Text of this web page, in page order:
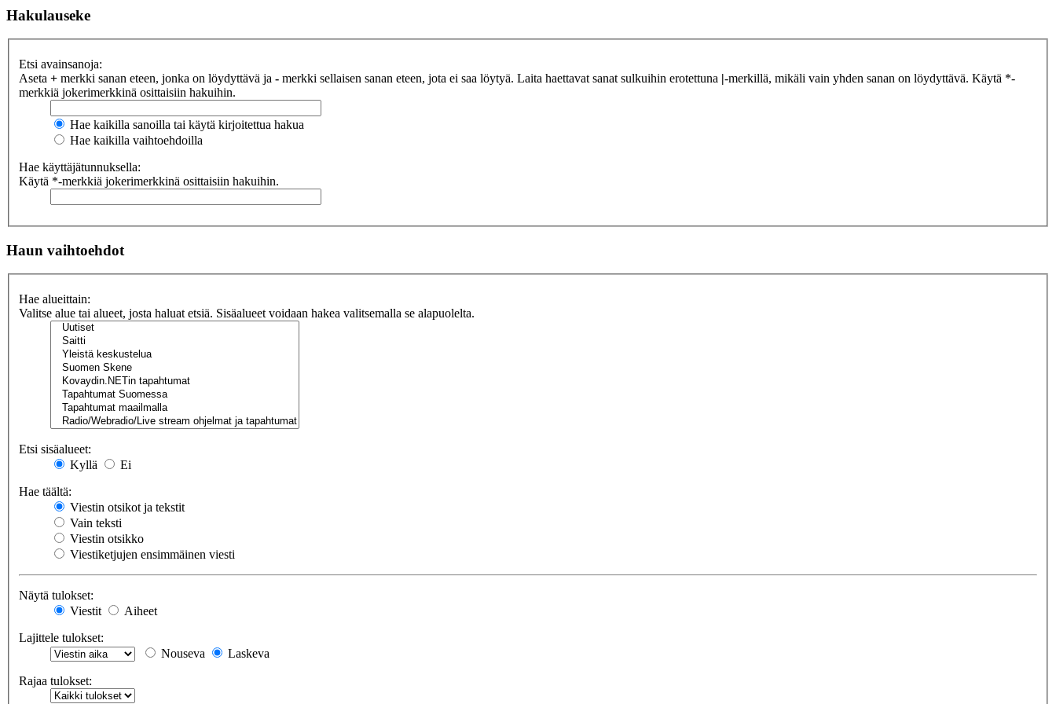
Hakulauseke
Etsi avainsanoja:
Aseta + merkki sanan eteen, jonka on löydyttävä ja - merkki sellaisen sanan eteen, jota ei saa löytyä. Laita haettavat sanat sulkuihin erotettuna |-merkillä, mikäli vain yhden sanan on löydyttävä. Käytä *-
merkkiä jokerimerkkinä osittaisiin hakuihin.
Hae kaikilla sanoilla tai käytä kirjoitettua hakua
Hae kaikilla vaihtoehdoilla
Hae käyttäjätunnuksella:
Käytä *-merkkiä jokerimerkkinä osittaisiin hakuihin.
Haun vaihtoehdot
Hae alueittain:
Valitse alue tai alueet, josta haluat etsiä. Sisäalueet voidaan hakea valitsemalla se alapuolelta.
Etsi sisäalueet:
Kyllä
Ei
Hae täältä:
Viestin otsikot ja tekstit
Vain teksti
Viestin otsikko
Viestiketjujen ensimmäinen viesti
Näytä tulokset:
Viestit
Aiheet
Lajittele tulokset:
Nouseva
Laskeva
Rajaa tulokset: